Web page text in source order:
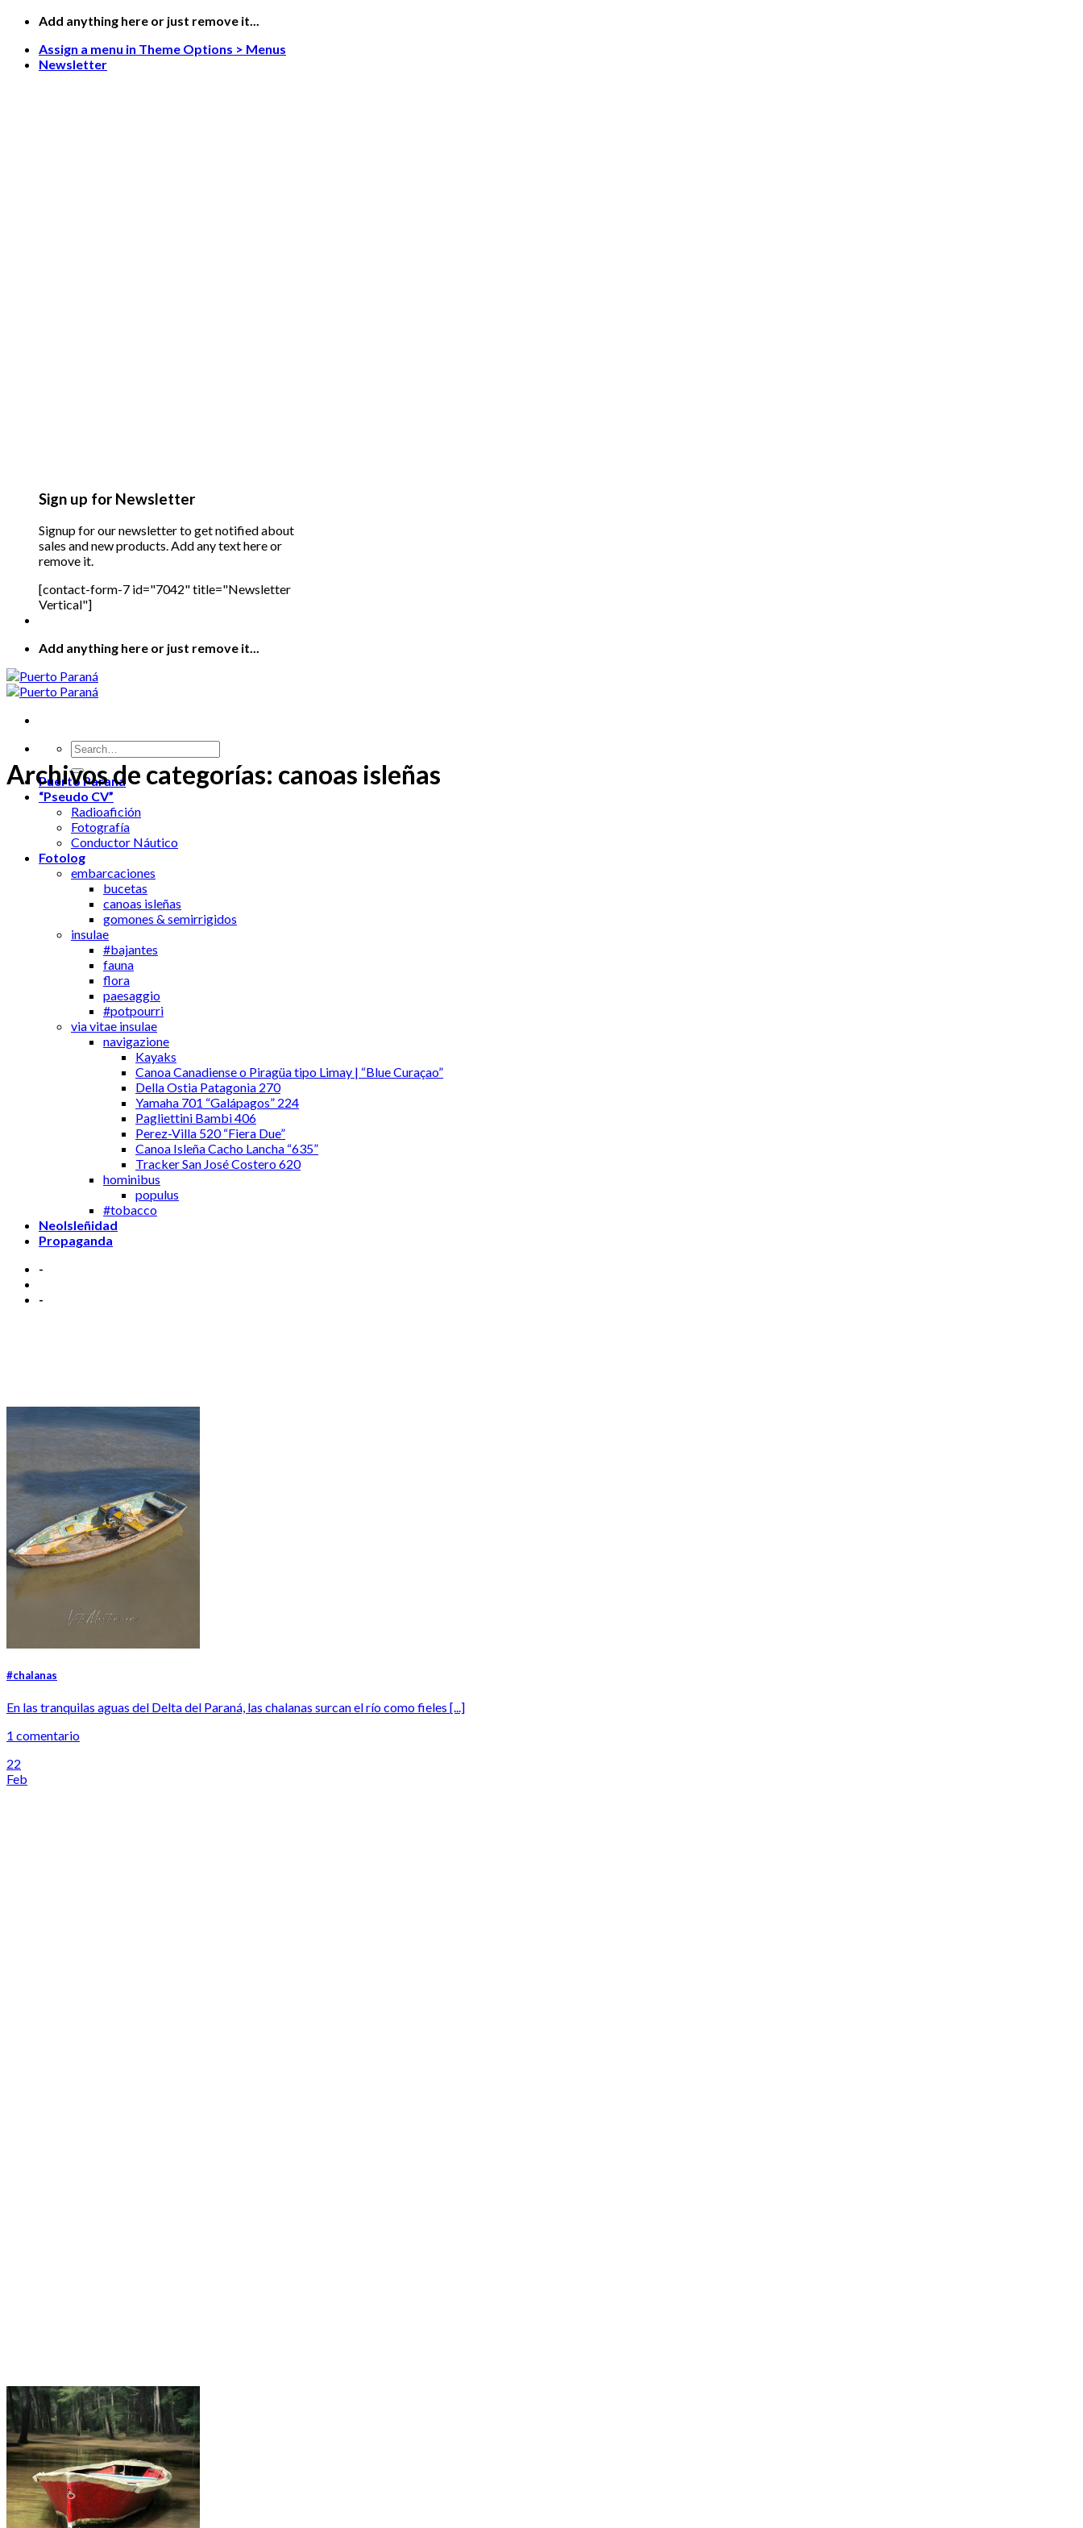
Saltar
contenido
Add anything here or just remove it...
Assign a menu in Theme Options > Menus
Newsletter
Sign up for Newsletter
Signup for our newsletter to get notified about
sales and new products. Add any text here or
remove it.
[contact-form-7 id="7042" title="Newsletter
Vertical"]
Add anything here or just remove it...
Puerto Paraná
“Pseudo CV”
Radioafición
Fotografía
Conductor Náutico
Fotolog
embarcaciones
bucetas
canoas isleñas
gomones & semirrigidos
insulae
#bajantes
fauna
flora
paesaggio
#potpourri
via vitae insulae
navigazione
Kayaks
Canoa Canadiense o Piragüa tipo Limay | “Blue Curaçao”
Della Ostia Patagonia 270
Yamaha 701 “Galápagos” 224
Pagliettini Bambi 406
Perez-Villa 520 “Fiera Due”
Canoa Isleña Cacho Lancha “635”
Tracker San José Costero 620
hominibus
populus
#tobacco
NeoIsleñidad
Propaganda
-
-
Archivos de categorías: canoas isleñas
#chalanas
En las tranquilas aguas del Delta del Paraná, las chalanas surcan el río como fieles [...]
1 comentario
22
Feb